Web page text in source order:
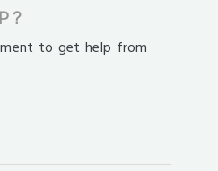
to get help from